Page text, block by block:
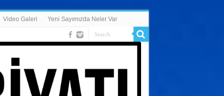
Video Galeri Yeni Sayımızda Neler Var